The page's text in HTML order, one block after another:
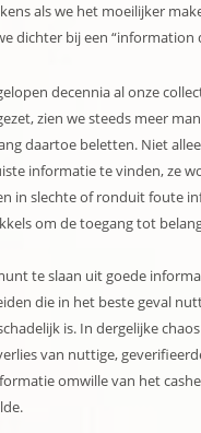
als we het moeilijker
dichter bij een “information
decennia al onze
zien we steeds meer
daartoe beletten. Niet
informatie te vinden, ze
in slechte of ronduit foute
om de toegang tot
te slaan uit goede
die in het beste geval
is. In dergelijke
van nuttige,
omwille van het